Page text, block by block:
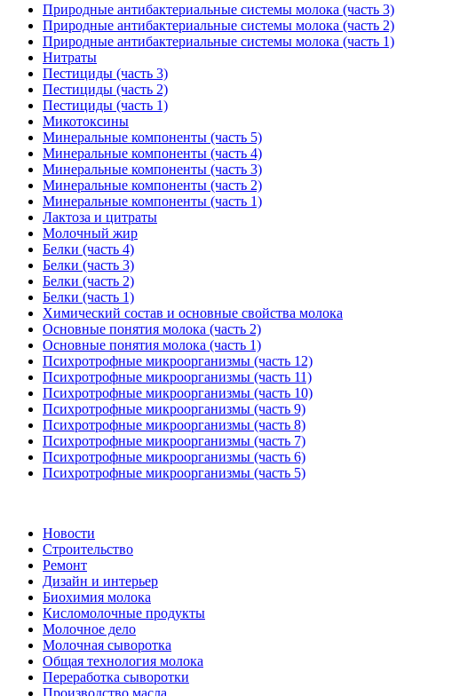
Природные антибактериальные системы молока (часть 3)
Природные антибактериальные системы молока (часть 2)
Природные антибактериальные системы молока (часть 1)
Нитраты
Пестициды (часть 3)
Пестициды (часть 2)
Пестициды (часть 1)
Микотоксины
Минеральные компоненты (часть 5)
Минеральные компоненты (часть 4)
Минеральные компоненты (часть 3)
Минеральные компоненты (часть 2)
Минеральные компоненты (часть 1)
Лактоза и цитраты
Молочный жир
Белки (часть 4)
Белки (часть 3)
Белки (часть 2)
Белки (часть 1)
Химический состав и основные свойства молока
Основные понятия молока (часть 2)
Основные понятия молока (часть 1)
Психротрофные микроорганизмы (часть 12)
Психротрофные микроорганизмы (часть 11)
Психротрофные микроорганизмы (часть 10)
Психротрофные микроорганизмы (часть 9)
Психротрофные микроорганизмы (часть 8)
Психротрофные микроорганизмы (часть 7)
Психротрофные микроорганизмы (часть 6)
Психротрофные микроорганизмы (часть 5)
Новости
Строительство
Ремонт
Дизайн и интерьер
Биохимия молока
Кисломолочные продукты
Молочное дело
Молочная сыворотка
Общая технология молока
Переработка сыворотки
Производство масла